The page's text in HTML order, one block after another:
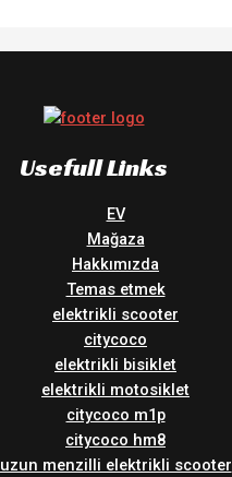
Usefull Links
EV
Mağaza
Hakkımızda
Temas etmek
elektrikli scooter
citycoco
elektrikli bisiklet
elektrikli motosiklet
citycoco m1p
citycoco hm8
uzun menzilli elektrikli scooter